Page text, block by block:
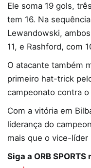
Ele soma 19 gols,
tem 16. Na
Lewandowski,
11, e Rashford, com
O atacante também
primeiro hat-trick
campeonato contra o
Com a vitória em
liderança do
mais que o vice-líder
Siga a ORB